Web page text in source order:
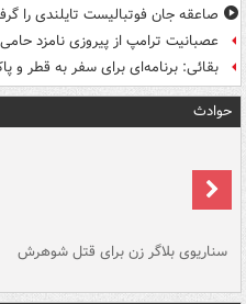
صاعقه جان فوتبالیست تایلندی را
عصبانیت ترامپ از پیروزی نامزد
بقائی: برنامه‌ای برای سفر به قطر و
حوادث
سناریوی بلاگر زن برای قتل شوهرش